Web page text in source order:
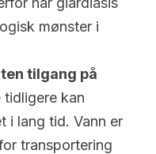
mønster i
tilgang på
tidligere kan
i lang tid. Vann er
transportering